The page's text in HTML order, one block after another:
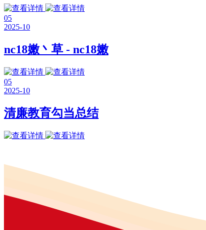
05
2025-10
nc18嫩丶草 - nc18嫩
05
2025-10
清廉教育勾当总结